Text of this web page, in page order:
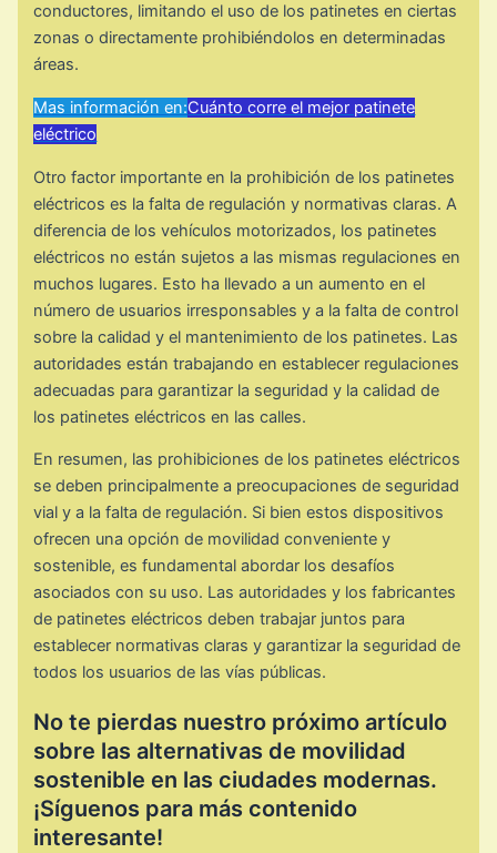
conductores, limitando el uso de los patinetes en ciertas
zonas o directamente prohibiéndolos en determinadas
áreas.
Mas información en:Cuánto corre el mejor patinete
eléctrico
Otro factor importante en la prohibición de los patinetes
eléctricos es la falta de regulación y normativas claras. A
diferencia de los vehículos motorizados, los patinetes
eléctricos no están sujetos a las mismas regulaciones en
muchos lugares. Esto ha llevado a un aumento en el
número de usuarios irresponsables y a la falta de control
sobre la calidad y el mantenimiento de los patinetes. Las
autoridades están trabajando en establecer regulaciones
adecuadas para garantizar la seguridad y la calidad de
los patinetes eléctricos en las calles.
En resumen, las prohibiciones de los patinetes eléctricos
se deben principalmente a preocupaciones de seguridad
vial y a la falta de regulación. Si bien estos dispositivos
ofrecen una opción de movilidad conveniente y
sostenible, es fundamental abordar los desafíos
asociados con su uso. Las autoridades y los fabricantes
de patinetes eléctricos deben trabajar juntos para
establecer normativas claras y garantizar la seguridad de
todos los usuarios de las vías públicas.
No te pierdas nuestro próximo artículo
sobre las alternativas de movilidad
sostenible en las ciudades modernas.
¡Síguenos para más contenido
interesante!